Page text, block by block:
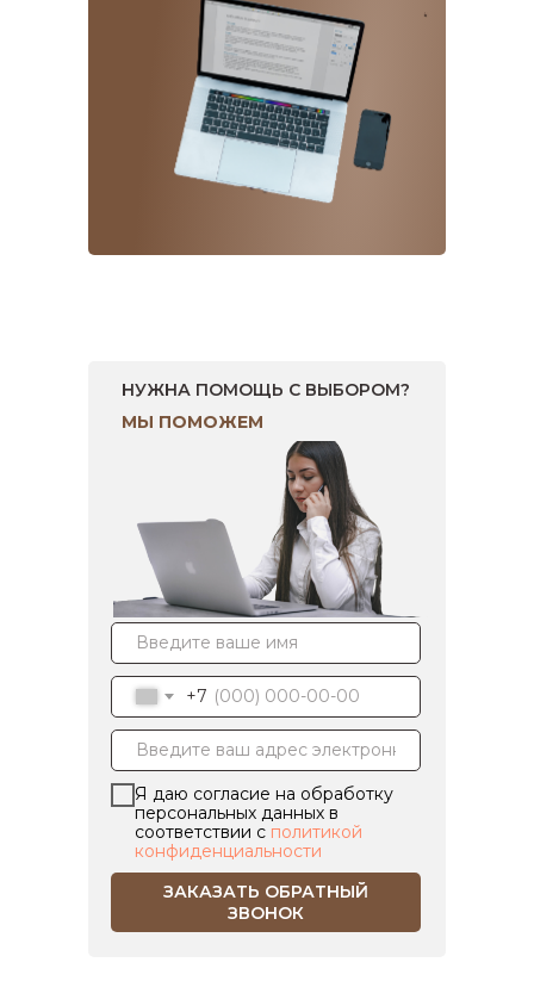
+7
Я даю согласие на обработку
персональных данных в
соответствии с политикой
конфиденциальности
ЗАКАЗАТЬ ОБРАТНЫЙ
ЗВОНОК
НУЖНА ПОМОЩЬ С ВЫБОРОМ?
МЫ ПОМОЖЕМ